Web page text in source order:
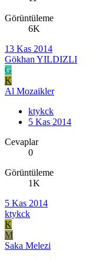
Görüntüleme
6K
13 Kas 2014
Gökhan YILDIZLI
G
K
Al Mozaikler
ktykck
5 Kas 2014
Cevaplar
0
Görüntüleme
1K
5 Kas 2014
ktykck
K
M
Saka Melezi